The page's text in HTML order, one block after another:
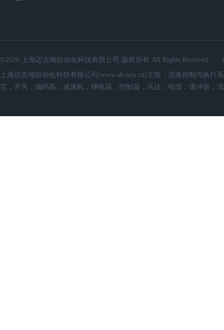
©2026 上海迈吉翊自动化科技有限公司 版权所有 All Rights Reserved.
上海迈吉翊自动化科技有限公司(www.sh-mjy.cn)主营：流体控制与执
芯，开关，编码器，减速机，继电器，控制器，马达，电缆，缓冲器，